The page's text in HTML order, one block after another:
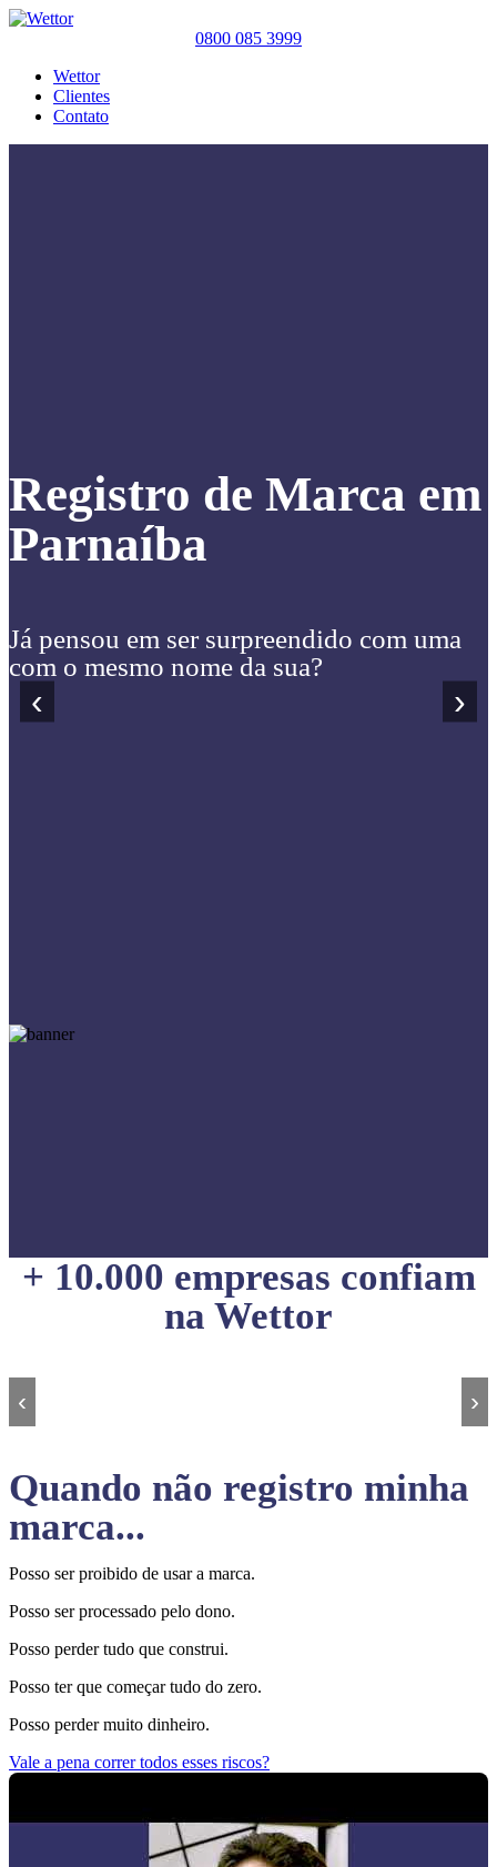
0800 085 3999
Wettor
Clientes
Contato
Registro de Marca em
Parnaíba
Já pensou em ser surpreendido com uma
com o mesmo nome da sua?
‹ ›
+ 10.000 empresas confiam
na Wettor
‹ ›
Quando não registro minha
marca...
Posso ser proibido de usar a marca.
Posso ser processado pelo dono.
Posso perder tudo que construi.
Posso ter que começar tudo do zero.
Posso perder muito dinheiro.
Vale a pena correr todos esses riscos?